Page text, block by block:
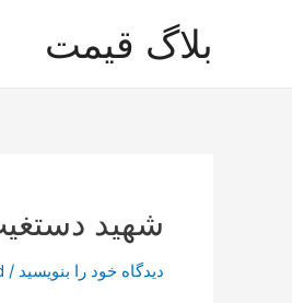
بلاگ قیمت
شهید
دیدگاه‌ خود را بنویسید /